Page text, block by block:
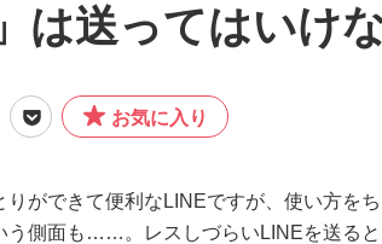
は送ってはいけ
お気に入り
りができて便利なLINEですが、使い方を
う側面も……。レスしづらいLINEを送る